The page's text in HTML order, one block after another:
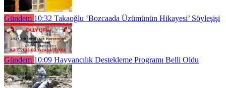
Gündem 10:32 Takaoğlu ‘Bozcaada Üzümünün Hikayesi’ Söyleşişi
Gündem 10:09 Hayvancılık Destekleme Programı Belli Oldu